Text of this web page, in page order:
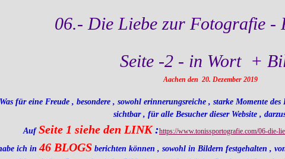
06.- Die Liebe zur Fotografie -
Seite -2 - in Wort +
Aachen den 20. Dezember 2019
Was für eine Freude , besondere , sowohl erinnerungsreiche , starke Momente
sichtbar , für alle Besucher dieser Website ,
Auf Seite 1 siehe den LINK:https://www.tonissportografie.com/06-die-
ich in46 BLOGS berichten können , sowohl in Bildern festgehalten ,